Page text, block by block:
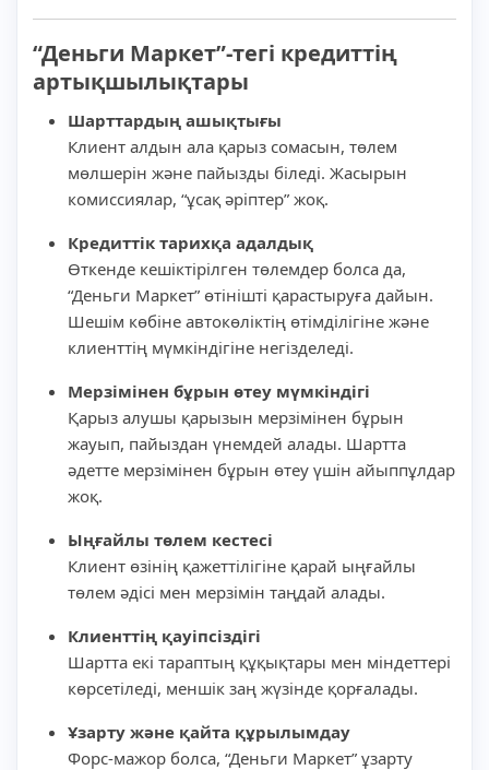
“Деньги Маркет”-тегі кредиттің
артықшылықтары
Шарттардың ашықтығы
Клиент алдын ала қарыз сомасын, төлем
мөлшерін және пайызды біледі. Жасырын
комиссиялар, “ұсақ әріптер” жоқ.
Кредиттік тарихқа адалдық
Өткенде кешіктірілген төлемдер болса да,
“Деньги Маркет” өтінішті қарастыруға дайын.
Шешім көбіне автокөліктің өтімділігіне және
клиенттің мүмкіндігіне негізделеді.
Мерзімінен бұрын өтеу мүмкіндігі
Қарыз алушы қарызын мерзімінен бұрын
жауып, пайыздан үнемдей алады. Шартта
әдетте мерзімінен бұрын өтеу үшін айыппұлдар
жоқ.
Ыңғайлы төлем кестесі
Клиент өзінің қажеттілігіне қарай ыңғайлы
төлем әдісі мен мерзімін таңдай алады.
Клиенттің қауіпсіздігі
Шартта екі тараптың құқықтары мен міндеттері
көрсетіледі, меншік заң жүзінде қорғалады.
Ұзарту және қайта құрылымдау
Форс-мажор болса, “Деньги Маркет” ұзарту